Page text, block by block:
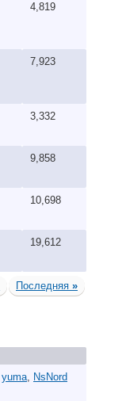
4,819
7,923
3,332
9,858
10,698
19,612
Последняя »
yuma, NsNord